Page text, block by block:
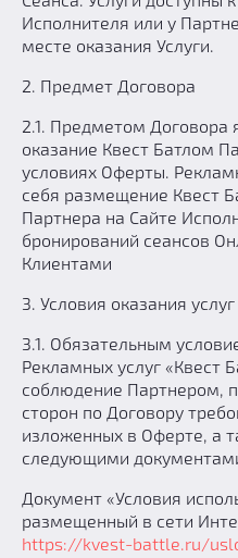
Исполнителя или у
месте оказания Услуги.
2. Предмет Договора
2.1. Предметом Договора
оказание Квест Батлом
условиях Оферты.
себя размещение Квест
Партнера на Сайте
бронирований сеансов
Клиентами
3. Условия оказания услуг
3.1. Обязательным
Рекламных услуг «Квест
соблюдение Партнером,
сторон по Договору
изложенных в Оферте, а
следующими
Документ «Условия
размещенный в сети
https://kvest-battle.ru/